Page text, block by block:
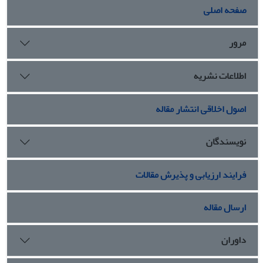
صفحه اصلی
مرور
اطلاعات نشریه
اصول اخلاقی انتشار مقاله
نویسندگان
فرایند ارزیابی و پذیرش مقالات
ارسال مقاله
داوران